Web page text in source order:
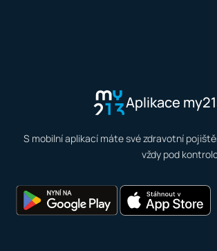
Aplikace
S mobilní aplikací máte své zdravotní
vždy pod